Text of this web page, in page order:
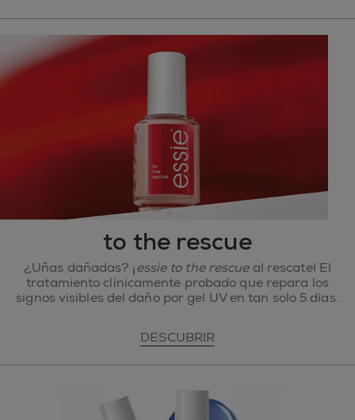
to the rescue
¿Uñas dañadas? ¡essie to the rescueal rescate! El
tratamiento clínicamente probado que repara los
signos visibles del daño por gel UV en tan solo 5 días.
DESCUBRIR